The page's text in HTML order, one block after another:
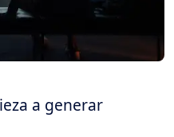
a generar